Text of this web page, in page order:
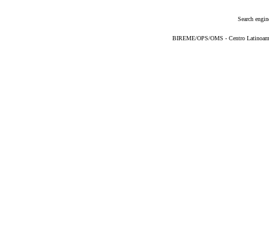
Search
BIREME/OPS/OMS - Centro